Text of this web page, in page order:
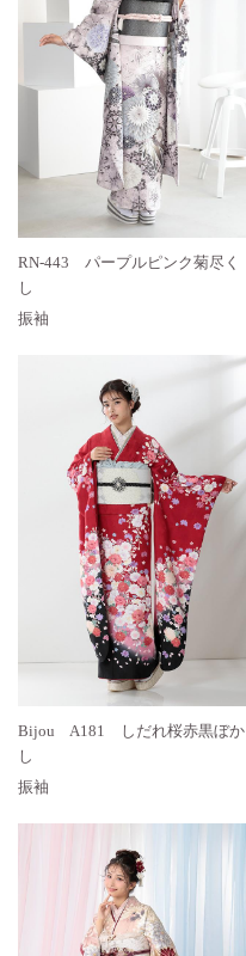
RN-443 パープルピンク菊尽く
し
振袖
Bijou A181 しだれ桜赤黒ぼか
し
振袖